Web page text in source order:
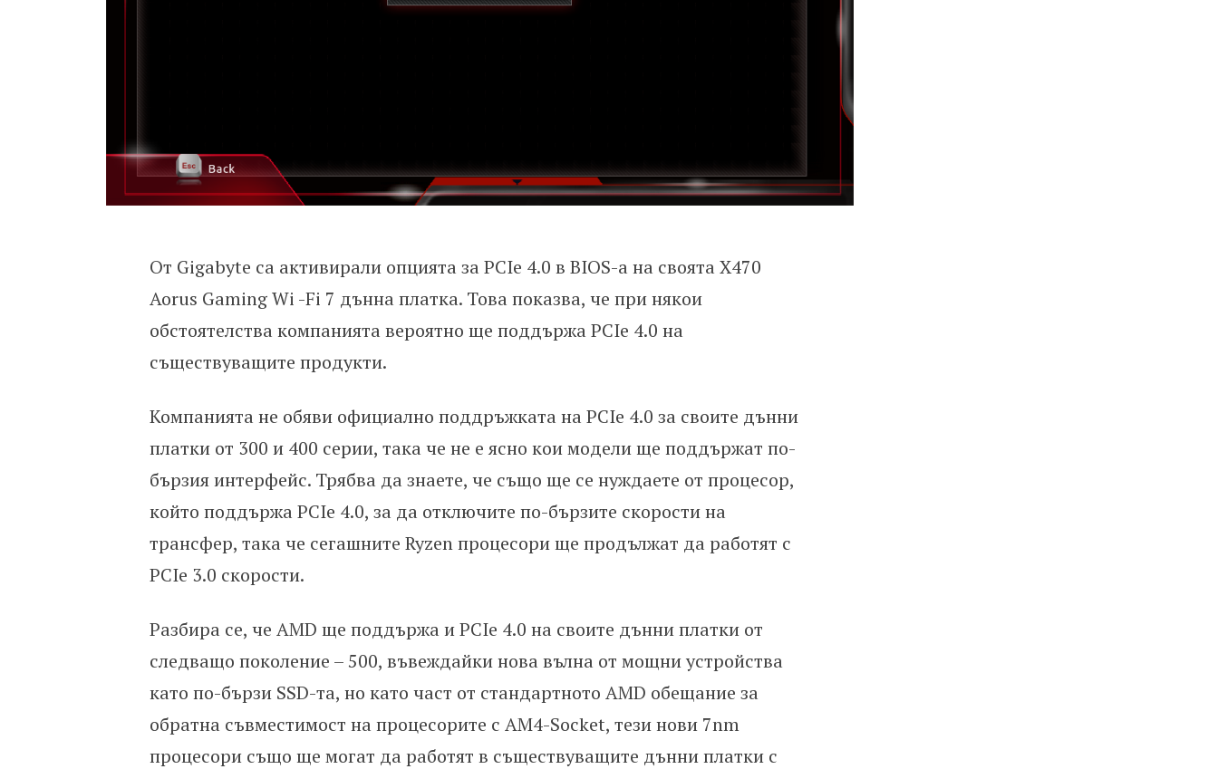
От Gigabyte са активирали опцията за PCIe 4.0 в BIOS-а на своята X470
Aorus Gaming Wi -Fi 7 дънна платка. Това показва, че при някои
обстоятелства компанията вероятно ще поддържа PCIe 4.0 на
съществуващите продукти.
Компанията не обяви официално поддръжката на PCIe 4.0 за своите дънни
платки от 300 и 400 серии, така че не е ясно кои модели ще поддържат по-
бързия интерфейс. Трябва да знаете, че също ще се нуждаете от процесор,
който поддържа PCIe 4.0, за да отключите по-бързите скорости на
трансфер, така че сегашните Ryzen процесори ще продължат да работят с
PCIe 3.0 скорости.
Разбира се, че AMD ще поддържа и PCIe 4.0 на своите дънни платки от
следващо поколение – 500, въвеждайки нова вълна от мощни устройства
като по-бързи SSD-та, но като част от стандартното АMD обещание за
обратна съвместимост на процесорите с AM4-Socket, тези нови 7nm
процесори също ще могат да работят в съществуващите дънни платки с